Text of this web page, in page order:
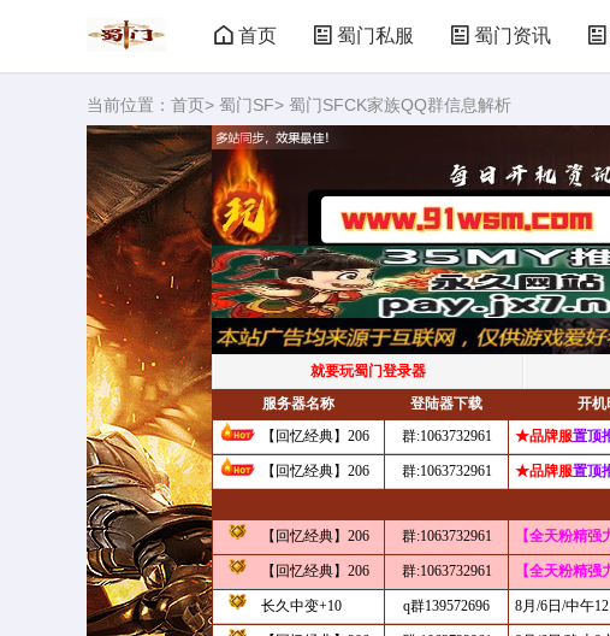
首页 蜀门私服 蜀门资讯
当前位置： 首页> 蜀门SF> 蜀门SFCK家族QQ群信息解析